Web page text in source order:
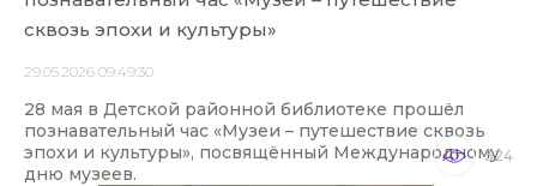
сквозь эпохи и культуры»
29.05.2026 09:49:30
28 мая в Детской районной библиотеке прошёл
познавательный час «Музеи – путешествие сквозь
эпохи и культуры», посвящённый Международному
дню музеев.
324